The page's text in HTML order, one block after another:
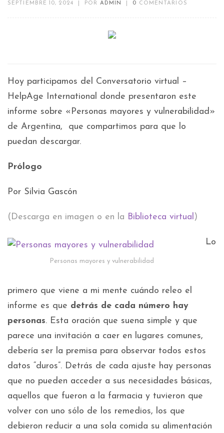
SEPTIEMBRE 10, 2024 POR ADMIN 0 COMENTARIOS
Hoy participamos del Conversatorio virtual –
HelpAge International donde presentaron este
informe sobre «Personas mayores y vulnerabilidad»
de Argentina, que compartimos para que lo
puedan descargar.
Prólogo
Por Silvia Gascón
(Descarga en imagen o en la Biblioteca virtual)
Personas mayores y vulnerabilidad
Lo
primero que viene a mi mente cuándo releo el
informe es que detrás de cada número hay
personas. Esta oración que suena simple y que
parece una invitación a caer en lugares comunes,
debería ser la premisa para observar todos estos
datos “duros”. Detrás de cada ajuste hay personas
que no pueden acceder a sus necesidades básicas,
aquellos que fueron a la farmacia y tuvieron que
volver con uno sólo de los remedios, los que
debieron reducir a una sola comida su alimentación